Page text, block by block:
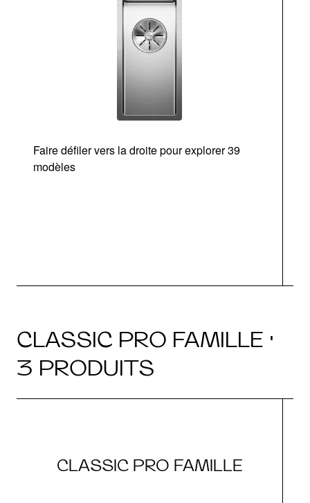
Faire défiler vers la droite pour explorer 39
modèles
CLASSIC PRO FAMILLE ·
3 PRODUITS
CLASSIC PRO FAMILLE